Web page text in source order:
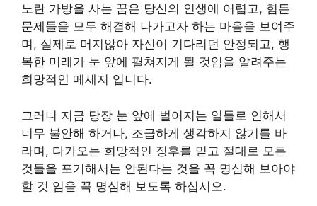
노란 가방을 사는 꿈은 당신의 인생에 어렵고, 힘든
문제들을 모두 해결해 나가고자 하는 마음을 보여주
며, 실제로 머지않아 자신이 기다리던 안정되고, 행
복한 미래가 눈 앞에 펼쳐지게 될 것임을 알려주는
희망적인 메세지 입니다.
그러니 지금 당장 눈 앞에 벌어지는 일들로 인해서
너무 불안해 하거나, 조급하게 생각하지 않기를 바
라며, 다가오는 희망적인 징후를 믿고 절대로 모든
것들을 포기해서는 안된다는 것을 꼭 명심해 보아야
할 것 임을 꼭 명심해 보도록 하십시오.